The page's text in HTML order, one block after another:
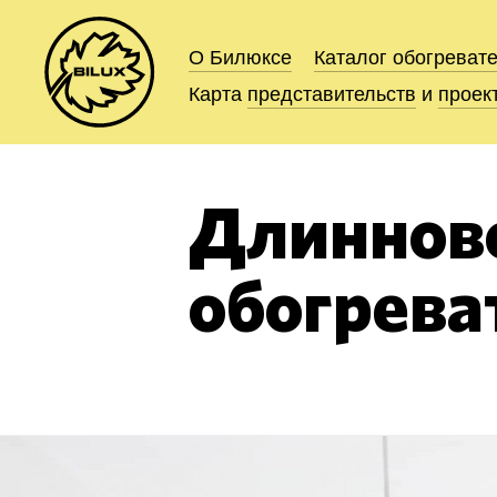
О Билюксе Каталог
Карта представительств и
О Билюксе Каталог
Карта представительств и